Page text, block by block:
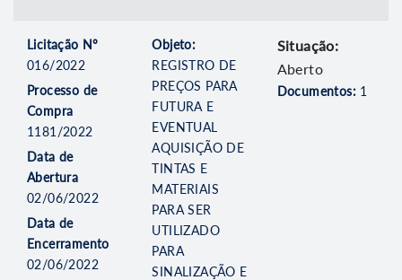
Licitação Nº
016/2022
Processo de
Compra
1181/2022
Data de
Abertura
02/06/2022
Data de
Encerramento
02/06/2022
Objeto:
REGISTRO DE
PREÇOS PARA
FUTURA E
EVENTUAL
AQUISIÇÃO DE
TINTAS E
MATERIAIS
PARA SER
UTILIZADO
PARA
SINALIZAÇÃO E
Situação:
Aberto
Documentos: 1